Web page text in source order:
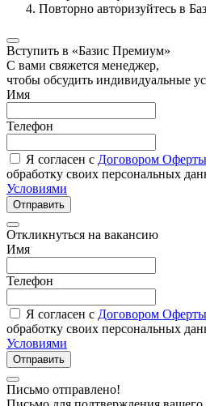
Повторно авторизуйтесь в
Вступить в «Базис Премиум»
С вами свяжется менеджер,
чтобы обсудить индивидуальные
Имя
Телефон
Я согласен с Договором Оферты
обработку своих персональных
Условиями
Отправить
Откликнуться на вакансию
Имя
Телефон
Я согласен с Договором Оферты
обработку своих персональных
Условиями
Отправить
Письмо отправлено!